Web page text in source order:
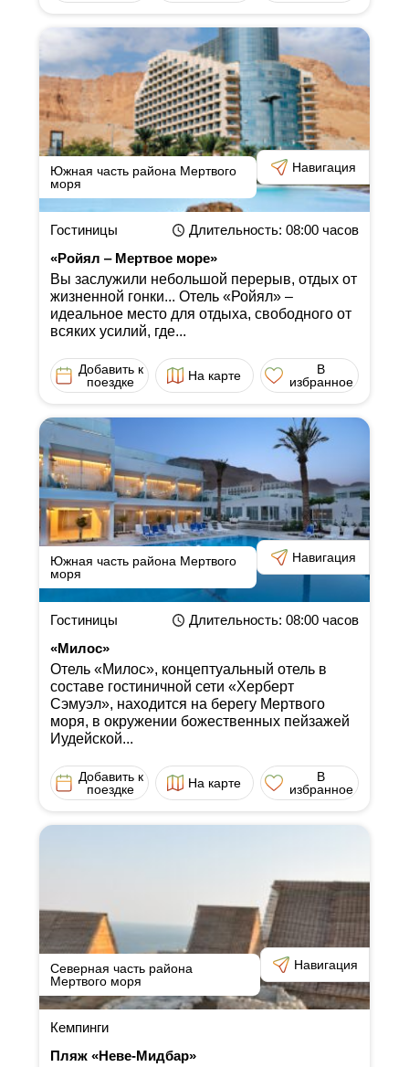
Южная часть района Мертвого
моря
Навигация
Гостиницы Длительность: 08:00часов
«Ройял ‒ Мертвое море»
Вы заслужили небольшой перерыв, отдых от
жизненной гонки... Отель «Ройял» ‒
идеальное место для отдыха, свободного от
всяких усилий, где...
Добавить к
поездке
На карте
В
избранное
Южная часть района Мертвого
моря
Навигация
Гостиницы Длительность: 08:00часов
«Милос»
Отель «Милос», концептуальный отель в
составе гостиничной сети «Херберт
Сэмуэл», находится на берегу Мертвого
моря, в окружении божественных пейзажей
Иудейской...
Добавить к
поездке
На карте
В
избранное
Северная часть района
Мертвого моря
Навигация
Кемпинги
Пляж «Неве-Мидбар»